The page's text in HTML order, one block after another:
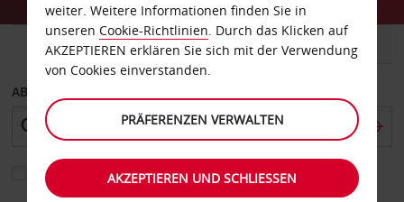
FAHRZEUG TRANSPORTER
ABHOLEN VON
Eine andere Rückgabestation auswählen
weiter. Weitere Informationen finden Sie in
unseren Cookie-Richtlinien. Durch das Klicken auf
AKZEPTIEREN erklären Sie sich mit der Verwendung
von Cookies einverstanden.
PRÄFERENZEN VERWALTEN
AKZEPTIEREN UND SCHLIESSEN